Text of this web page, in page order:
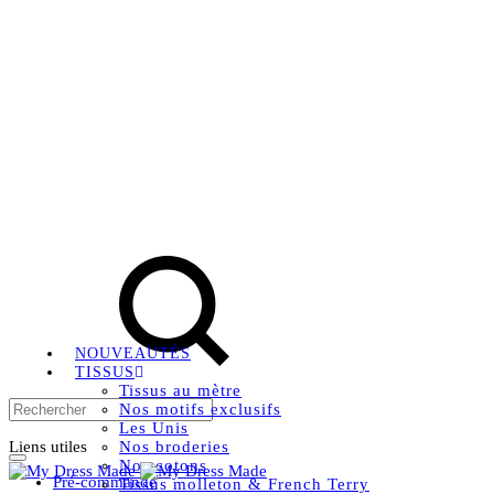
Pinterest
Liens utiles
Pré-commande
NOUVEAUTÉS
TISSUS
Tissus au mètre
Nos motifs exclusifs
Les Unis
Nos broderies
Nos cotons
Tissus molleton & French Terry
Panier